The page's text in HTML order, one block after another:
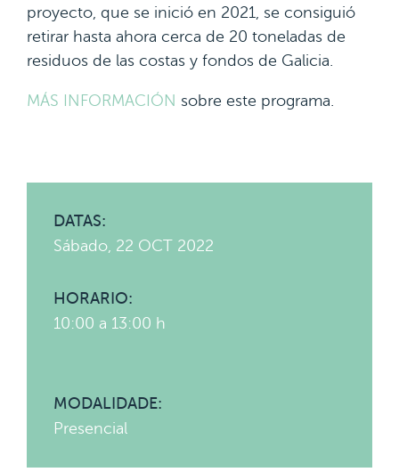
proyecto, que se inició en 2021, se consiguió
retirar hasta ahora cerca de 20 toneladas de
residuos de las costas y fondos de Galicia.
MÁS INFORMACIÓN sobre este programa.
DATAS:
Sábado, 22 OCT 2022
HORARIO:
10:00 a 13:00 h
MODALIDADE:
Presencial